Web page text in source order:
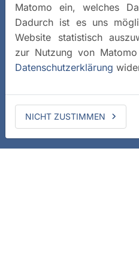
Matomo ein, welches
Dadurch ist es uns
Website statistisch
zur Nutzung von
Datenschutzerklärung
NICHT ZUSTIMMEN